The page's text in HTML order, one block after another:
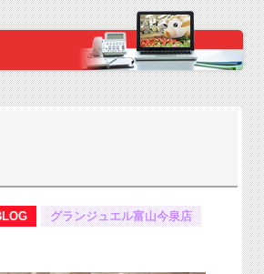
グランジュエル富山今泉店